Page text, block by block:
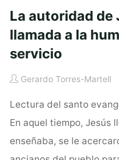
La autoridad de
llamada a la
servicio
Gerardo Torres-Martell
Lectura del santo
En aquel tiempo, Jesús
enseñaba, se le